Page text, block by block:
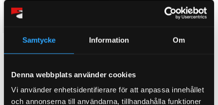
Samtycke Information Om
Denna webbplats använder cookies
Vi använder enhetsidentifierare för att anpassa innehållet
och annonserna till användarna, tillhandahålla funktioner
Frambelägg
1 584